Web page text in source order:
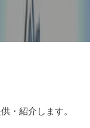
・紹介します。